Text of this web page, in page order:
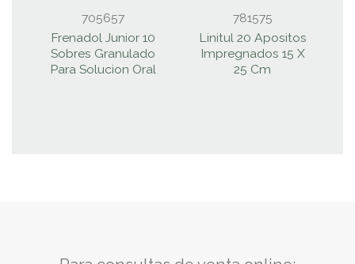
705657
Frenadol Junior 10
Sobres Granulado
Para Solucion Oral
781575
Linitul 20 Apositos
Impregnados 15 X
25 Cm